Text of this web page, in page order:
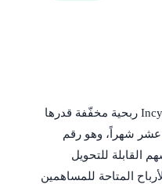
شهراً، وهو رقم
للتحويل
المتاحة للمساهمين